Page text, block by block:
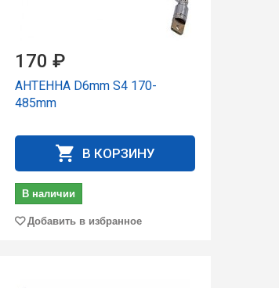
170 ₽
АНТЕННА D6mm S4 170-
485mm
В КОРЗИНУ
В наличии
Добавить в избранное